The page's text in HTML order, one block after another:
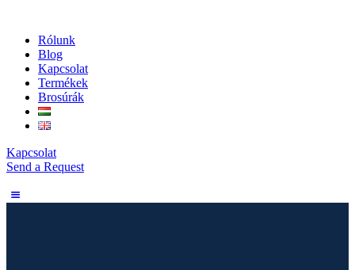
Rólunk
Blog
Kapcsolat
Termékek
Brosúrák
Kapcsolat
Send a Request